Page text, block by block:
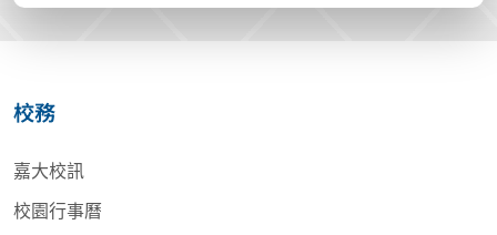
校務
嘉大校訊
校園行事曆